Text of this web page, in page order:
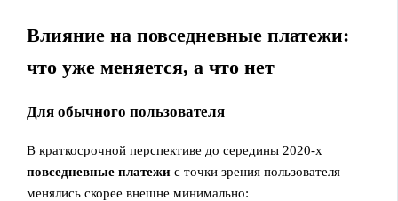
Влияние на повседневные платежи:
что уже меняется, а что нет
Для обычного пользователя
В краткосрочной перспективе до середины 2020‑х
повседневные платежи с точки зрения пользователя
менялись скорее внешне минимально: